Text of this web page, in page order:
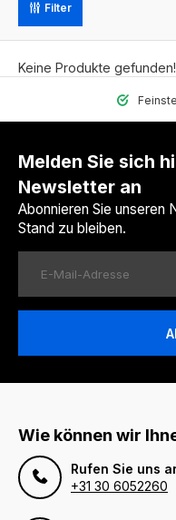
Filter
Keine Produkte
Melden Sie sich
Newsletter an
Abonnieren Sie unseren
Stand zu bleiben.
Wie können wir
Rufen Sie uns
+31 30 6052260